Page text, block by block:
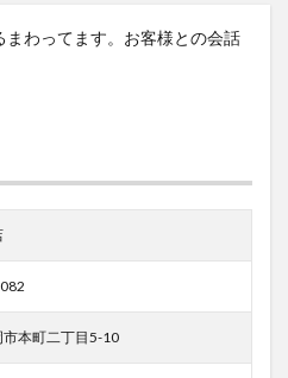
わってます。お客様との会話
市本町二丁目5-10